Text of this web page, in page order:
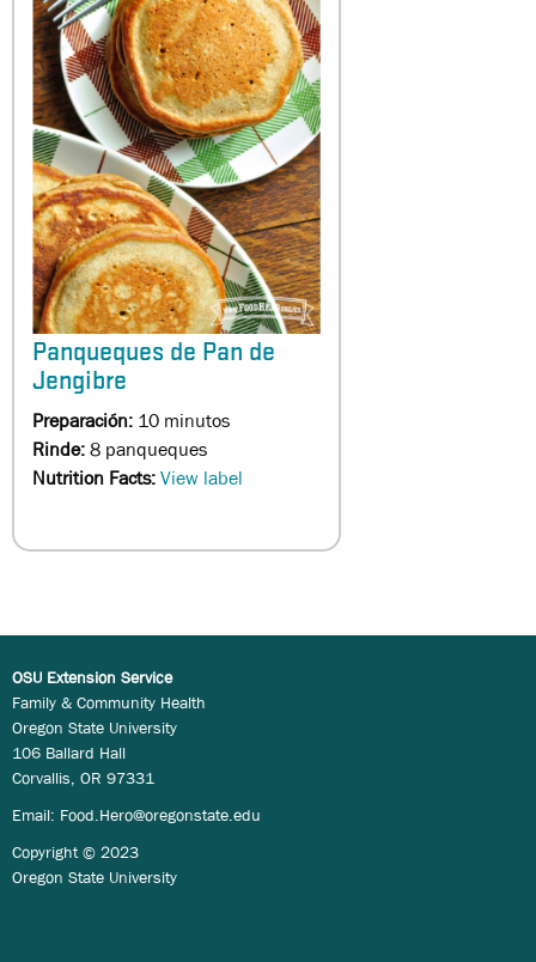
Panqueques de Pan de
Jengibre
Preparación: 10 minutos
Rinde:8 panqueques
Nutrition Facts:View label
OSU Extension Service
Family & Community Health
Oregon State University
106 Ballard Hall
Corvallis, OR 97331
Email: Food.Hero@oregonstate.edu
Copyright © 2023
Oregon State University